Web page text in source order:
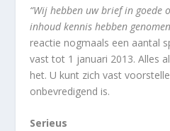
“Wij hebben uw brief in goede
inhoud kennis hebben
reactie nogmaals een aantal
vast tot 1 januari 2013. Alles
het. U kunt zich vast
onbevredigend is.
Serieus